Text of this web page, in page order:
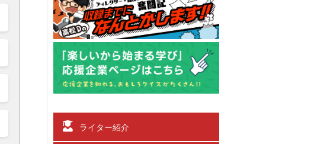
ライター紹介